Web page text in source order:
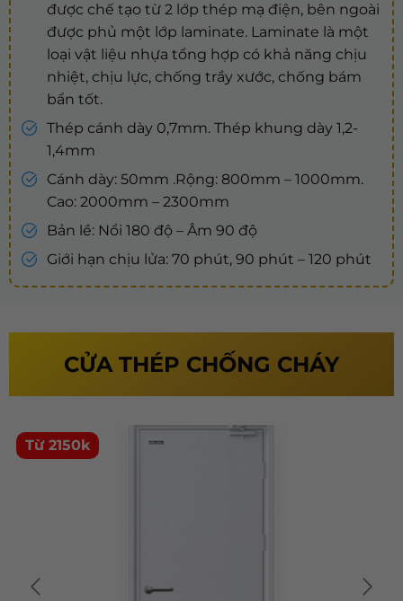
được chế tạo từ 2 lớp thép mạ điện, bên ngoài
được phủ một lớp laminate. Laminate là một
loại vật liệu nhựa tổng hợp có khả năng chịu
nhiệt, chịu lực, chống trầy xước, chống bám
bẩn tốt.
Thép cánh dày 0,7mm. Thép khung dày 1,2-
1,4mm
Cánh dày: 50mm .Rộng: 800mm – 1000mm.
Cao: 2000mm – 2300mm
Bản lề: Nổi 180 độ – Âm 90 độ
Giới hạn chịu lửa: 70 phút, 90 phút – 120 phút
CỬA THÉP CHỐNG CHÁY
Từ 2150k